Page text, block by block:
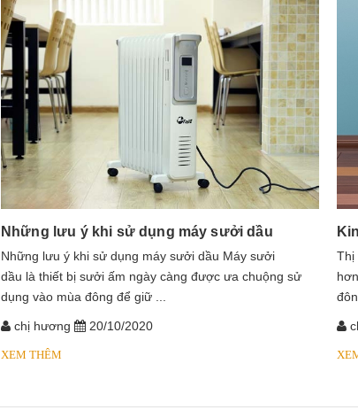
Những lưu ý khi sử dụng máy sưởi dầu
​​​​​​Những lưu ý khi sử dụng máy sưởi dầu Máy sưởi
dầu là thiết bị sưởi ấm ngày càng được ưa chuộng sử
dụng vào mùa đông để giữ ...
chị hương 20/10/2020
XEM THÊM
Thị